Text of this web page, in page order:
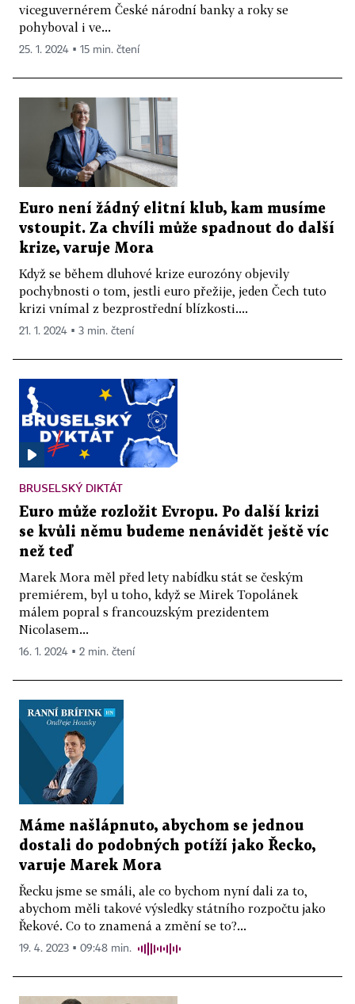
viceguvernérem České národní banky a roky se
pohyboval i ve...
25. 1. 2024 ▪ 15 min. čtení
Euro není žádný elitní klub, kam musíme
vstoupit. Za chvíli může spadnout do další
krize, varuje Mora
Když se během dluhové krize eurozóny objevily
pochybnosti o tom, jestli euro přežije, jeden Čech tuto
krizi vnímal z bezprostřední blízkosti....
21. 1. 2024 ▪ 3 min. čtení
BRUSELSKÝ DIKTÁT
Euro může rozložit Evropu. Po další krizi
se kvůli němu budeme nenávidět ještě víc
než teď
Marek Mora měl před lety nabídku stát se českým
premiérem, byl u toho, když se Mirek Topolánek
málem popral s francouzským prezidentem
Nicolasem...
16. 1. 2024 ▪ 2 min. čtení
Máme našlápnuto, abychom se jednou
dostali do podobných potíží jako Řecko,
varuje Marek Mora
Řecku jsme se smáli, ale co bychom nyní dali za to,
abychom měli takové výsledky státního rozpočtu jako
Řekové. Co to znamená a změní se to?...
19. 4. 2023 ▪ 09:48 min.